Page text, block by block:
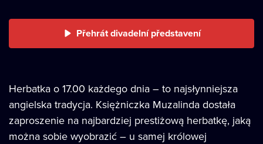
Přehrát divadelní představení
Herbatka o 17.00 każdego dnia – to najsłynniejsza
angielska tradycja. Księżniczka Muzalinda dostała
zaproszenie na najbardziej prestiżową herbatkę, jaką
można sobie wyobrazić – u samej królowej